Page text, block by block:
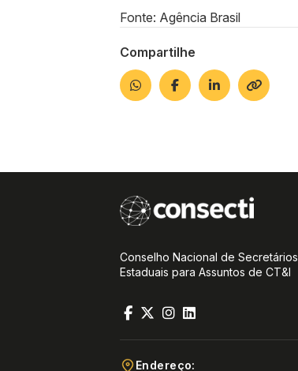
Fonte: Agência Brasil
Compartilhe
Conselho Nacional de Secretários
Estaduais para Assuntos de CT&I
Endereço: